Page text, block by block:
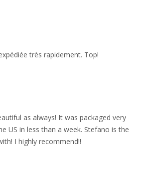
très rapidement. Top!
as always! It was packaged very
US in less than a week. Stefano is the
I highly recommend!!